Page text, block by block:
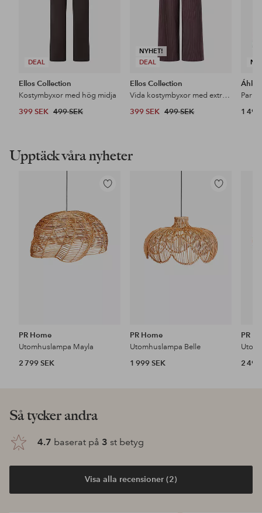
DEAL
Ellos Collection
Kostymbyxor med hög midja
399 SEK 499 SEK
NYHET!
DEAL
Ellos Collection
Vida kostymbyxor med extra hög midja
399 SEK 499 SEK 1 499
Upptäck våra nyheter
Lägg
favoriter
PR Home
Utomhuslampa Mayla
2 799 SEK
Lägg
PR Home
Utomhuslampa Belle
1 999 SEK
PR
2 499
Så tycker andra
4.7 baserat på 3 st betyg
Visa alla recensioner (2)